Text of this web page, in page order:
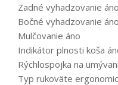
Zadné vyhadzovanie áno
Bočné vyhadzovanie áno
Mulčovanie áno
Indikátor plnosti koša
Rýchlospojka na
Typ rukoväte